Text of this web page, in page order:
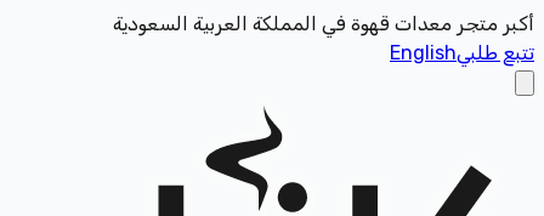
أكبر متجر معدات قهوة في المملكة العربية السعودية
تتبع طلبيEnglish